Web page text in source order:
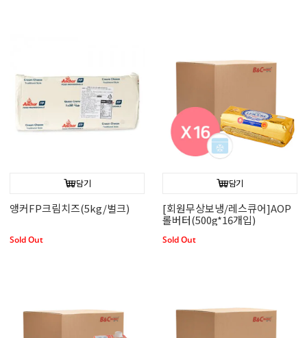
담기
앵커FP크림치즈(5kg/벌크)
Sold Out
담기
[회원무상보냉/레스큐어]AOP
롤버터(500g*16개입)
Sold Out